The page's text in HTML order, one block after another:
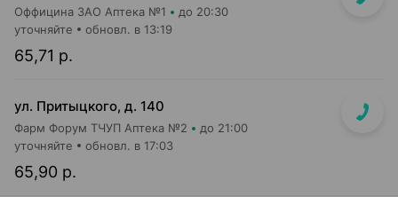
Оффицина ЗАО Аптека №1 до 20:30
65,71 р.
уточняйте обновл. в 13:19
ул. Притыцкого, д. 140
Фарм Форум ТЧУП Аптека №2 до 21:00
65,90 р.
уточняйте обновл. в 17:03